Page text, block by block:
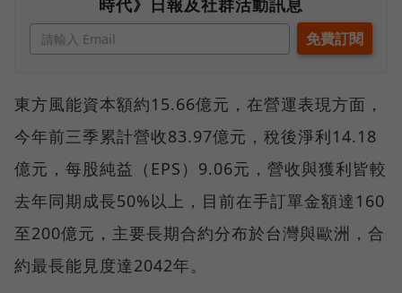
東方風能資本額約15.66億元，在營運表現方面，
今年前三季累計營收83.97億元，稅後淨利14.18
億元，每股純益（EPS）9.06元，營收與獲利皆較
去年同期成長50%以上，目前在手訂單金額達160
至200億元，主要長期合約分布於台灣與歐洲，合
約最長能見度達2042年。